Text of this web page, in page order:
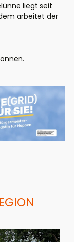
liegt seit
arbeitet der